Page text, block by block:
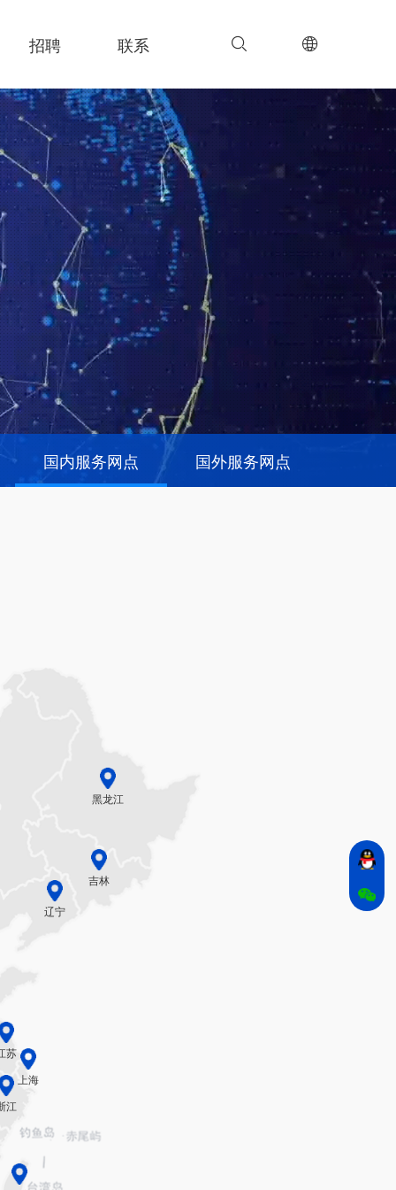
招聘 联系
国内服务网点 国外服务网点
苏
上海
江
黑龙江
吉林
辽宁